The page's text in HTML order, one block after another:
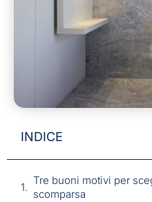
INDICE
Tre buoni motivi per
scomparsa